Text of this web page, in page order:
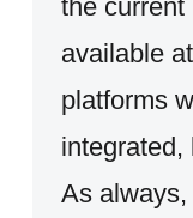
the
available
platforms
integrated,
As